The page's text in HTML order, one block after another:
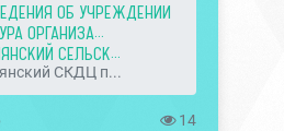
ОБ УЧРЕЖДЕНИИ
ОРГАНИЗА...
СЕЛЬСК...
СКДЦ п...
14